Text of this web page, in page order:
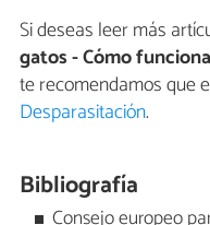
Si deseas leer más
gatos - Cómo
te recomendamos que
Desparasitación.
Bibliografía